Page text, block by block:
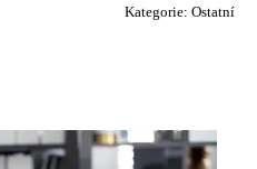
Kategorie: Ostatní